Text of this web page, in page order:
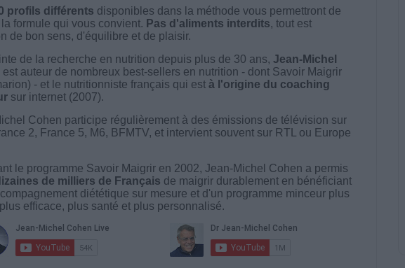
profils différents disponibles dans la méthode vous permettront de
formule qui vous convient. Pas d'aliments interdits, tout est
de bon sens, d'équilibre et de plaisir.
de la recherche en nutrition depuis plus de 30 ans, Jean-Michel
est auteur de nombreux best-sellers en nutrition - dont Savoir Maigrir
- et le nutritionniste français qui est à l'origine du coaching
sur internet (2007).
Cohen participe régulièrement à des émissions de télévision sur
2, France 5, M6, BFMTV, et intervient souvent sur RTL ou Europe
le programme Savoir Maigrir en 2002, Jean-Michel Cohen a permis
de milliers de Français de maigrir durablement en bénéficiant
diététique sur mesure et d'un programme minceur plus
efficace, plus santé et plus personnalisé.